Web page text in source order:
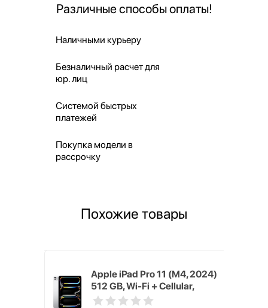
Различные способы оплаты!
Наличными курьеру
Безналичный расчет для
юр. лиц
Системой быстрых
платежей
Покупка модели в
рассрочку
Похожие товары
Apple iPad Pro 11 (M4, 2024)
512 GB, Wi-Fi + Cellular,
Серебристый (Silver)